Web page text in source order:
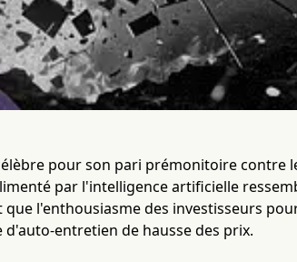
pour son pari prémonitoire contre
par l'intelligence artificielle
l'enthousiasme des investisseurs
entretien de hausse des prix.